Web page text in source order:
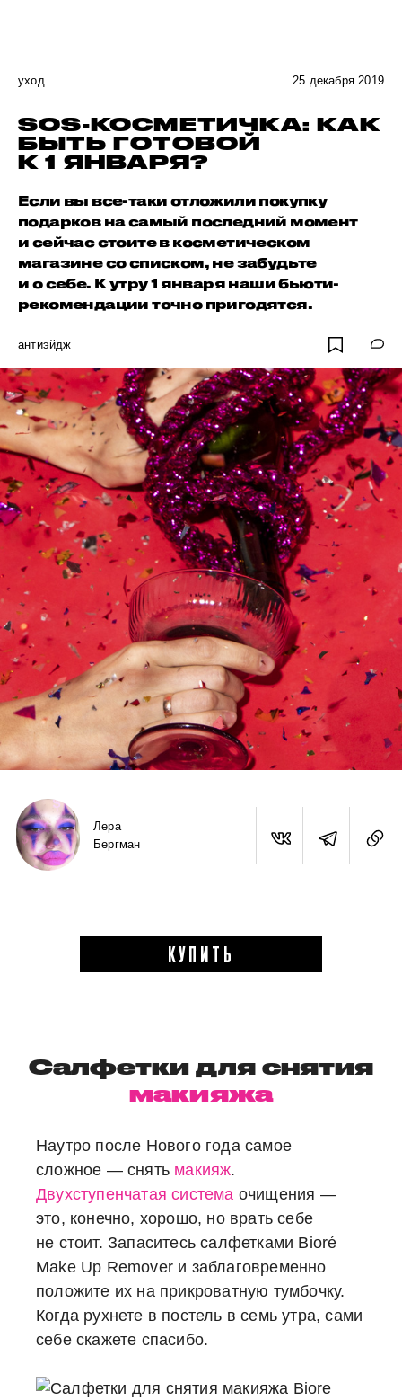
уход 25 декабря 2019
SOS-КОСМЕТИЧКА: КАК
БЫТЬ ГОТОВОЙ
К 1 ЯНВАРЯ?
Если вы все-таки отложили покупку
подарков на самый последний момент
и сейчас стоите в косметическом
магазине со списком, не забудьте
и о себе. К утру 1 января наши бьюти-
рекомендации точно пригодятся.
антиэйдж
Лера
Бергман
КУПИТЬ
Салфетки для снятия
макияжа
Наутро после Нового года самое
сложное — снять макияж.
Двухступенчатая система очищения —
это, конечно, хорошо, но врать себе
не стоит. Запаситесь салфетками Bioré
Make Up Remover и заблаговременно
положите их на прикроватную тумбочку.
Когда рухнете в постель в семь утра, сами
себе скажете спасибо.